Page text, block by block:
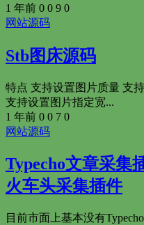
1 年前 0 0 9 0
网站源码
Stb图床源码
特点 支持设置图片质量 支
支持设置图片指定宽...
1 年前 0 0 7 0
网站源码
Typecho文章采集
火车头采集插件
目前市面上基本没有